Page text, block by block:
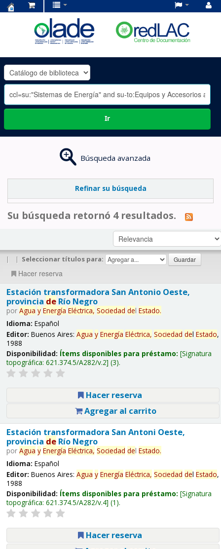
OLADE
-
Ir
Búsqueda avanzada
Refinar su búsqueda
Su búsqueda retornó 4 resultados.
| | Seleccionar títulos para:
Hacer reserva
Estación transformadora San Antonio Oeste,
provincia deRío Negro
por Agua y Energía Eléctrica, Sociedad del Estado.
Idioma: Español
Editor: Buenos Aires: Agua y Energía Eléctrica, Sociedad del Estado,
1988
Disponibilidad: Ítems disponibles para préstamo: Signatura
topográfica: 621.374.5/A282/v.2 (3).
Hacer reserva
Agregar al carrito
Estación transformadora San Antoni Oeste,
provincia deRío Negro
por Agua y Energía Eléctrica, Sociedad del Estado.
Idioma: Español
Editor: Buenos Aires: Agua y Energía Eléctrica, Sociedad del Estado,
1988
Disponibilidad: Ítems disponibles para préstamo: Signatura
topográfica: 621.374.5/A282/v.4 (1).
Hacer reserva